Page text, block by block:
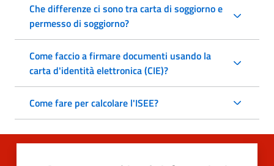
Che differenze ci sono tra carta di soggiorno e
permesso di soggiorno?
Come faccio a firmare documenti usando la
carta d'identità elettronica (CIE)?
Come fare per calcolare l'ISEE?